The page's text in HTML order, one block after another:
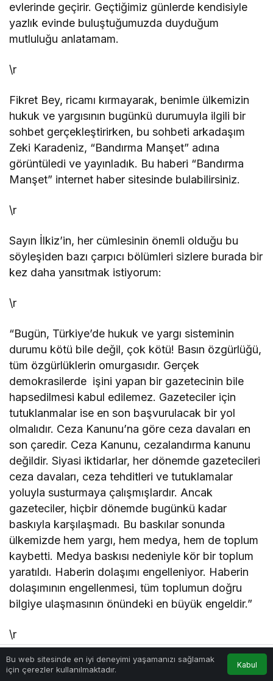
evlerinde geçirir. Geçtiğimiz günlerde kendisiyle
yazlık evinde buluştuğumuzda duyduğum
mutluluğu anlatamam.
\r
Fikret Bey, ricamı kırmayarak, benimle ülkemizin
hukuk ve yargısının bugünkü durumuyla ilgili bir
sohbet gerçekleştirirken, bu sohbeti arkadaşım
Zeki Karadeniz, “Bandırma Manşet” adına
görüntüledi ve yayınladık. Bu haberi “Bandırma
Manşet” internet haber sitesinde bulabilirsiniz.
\r
Sayın İlkiz’in, her cümlesinin önemli olduğu bu
söyleşiden bazı çarpıcı bölümleri sizlere burada bir
kez daha yansıtmak istiyorum:
\r
“Bugün, Türkiye’de hukuk ve yargı sisteminin
durumu kötü bile değil, çok kötü! Basın özgürlüğü,
tüm özgürlüklerin omurgasıdır. Gerçek
demokrasilerde işini yapan bir gazetecinin bile
hapsedilmesi kabul edilemez. Gazeteciler için
tutuklanmalar ise en son başvurulacak bir yol
olmalıdır. Ceza Kanunu’na göre ceza davaları en
son çaredir. Ceza Kanunu, cezalandırma kanunu
değildir. Siyasi iktidarlar, her dönemde gazetecileri
ceza davaları, ceza tehditleri ve tutuklamalar
yoluyla susturmaya çalışmışlardır. Ancak
gazeteciler, hiçbir dönemde bugünkü kadar
baskıyla karşılaşmadı. Bu baskılar sonunda
ülkemizde hem yargı, hem medya, hem de toplum
kaybetti. Medya baskısı nedeniyle kör bir toplum
yaratıldı. Haberin dolaşımı engelleniyor. Haberin
dolaşımının engellenmesi, tüm toplumun doğru
bilgiye ulaşmasının önündeki en büyük engeldir.”
\r
HAK İHLALLERİNDE İKİNCİ SIRADAYIZ
Bu web sitesinde en iyi deneyimi yaşamanızı sağlamak
için çerezler kullanılmaktadır.
Kabul
Anasayfa